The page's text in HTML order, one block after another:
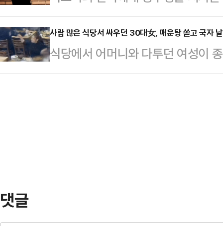
다"라고 전했다.강원 산지와 전북
망이다.경기 남부와 동부, 충북 북
인천·경기 북서부, 강원 중북부 내
북 서부와 전…
지고 있다.17일 JTBC '사건반장'은
뒤 정신적 충격으로 직장을 잃고
의 사연을 다뤘다.A씨에 따르면 가
왕래가 잦았다고. A씨도 사돈댁과
사람 많은 식당서 싸우던 30대女, 매운탕 쏟고 국자
식당에서 어머니와 다투던 여성이
이 공개돼 논란이 일고 있다.17일
댓글